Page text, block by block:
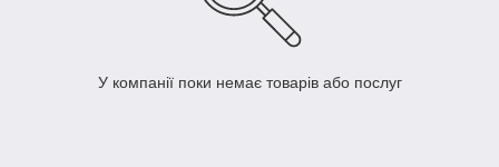
У компанії поки немає товарів або послуг